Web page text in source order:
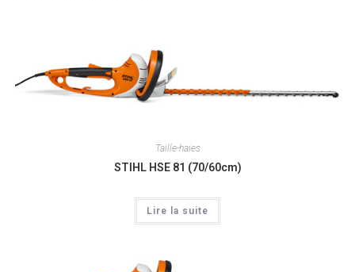
Taille-haies
STIHL HSE 81 (70/60cm)
Lire la suite